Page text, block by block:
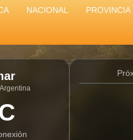
NACIONAL PROVINCIA